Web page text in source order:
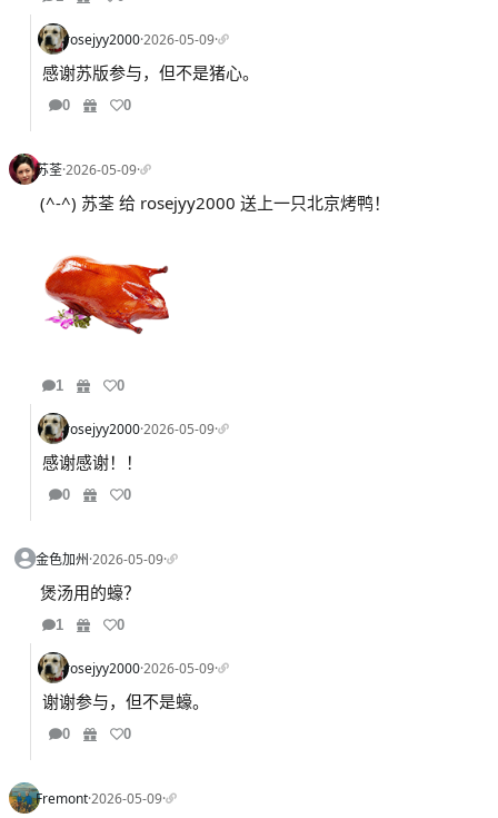
rosejyy2000·2026-05-09·
感谢苏版参与，但不是猪心。
0 0
苏荃·2026-05-09·
(^-^) 苏荃 给 rosejyy2000 送上一只北京烤鸭！
1 0
rosejyy2000·2026-05-09·
感谢感谢！！
0 0
金色加州·2026-05-09·
煲汤用的蠔？
1 0
rosejyy2000·2026-05-09·
谢谢参与，但不是蠔。
0 0
Fremont·2026-05-09·